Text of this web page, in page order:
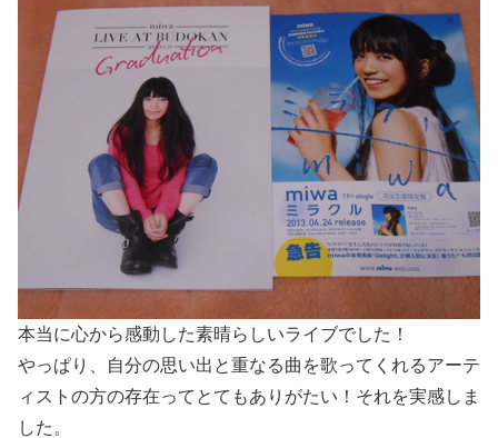
本当に心から感動した素晴らしいライブでした！
やっぱり、自分の思い出と重なる曲を歌ってくれるアーテ
ィストの方の存在ってとてもありがたい！それを実感しま
した。